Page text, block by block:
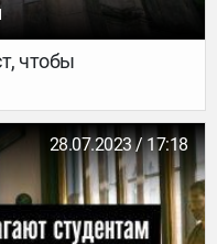
чтобы
28.07.2023 / 17:18